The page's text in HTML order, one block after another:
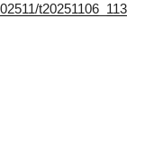
t20251106_113